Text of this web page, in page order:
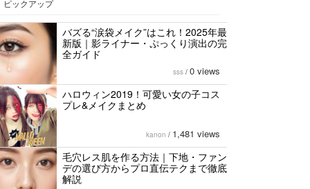
ピックアップ
バズる“涙袋メイク”はこれ！2025年最
新版｜影ライナー・ぷっくり演出の完
全ガイド
sss / 0 views
ハロウィン2019！可愛い女の子コス
プレ&メイクまとめ
kanon / 1,481 views
毛穴レス肌を作る方法｜下地・ファン
デの選び方からプロ直伝テクまで徹底
解説